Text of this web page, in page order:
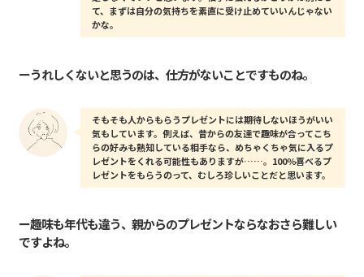
て、まずは自分の気持ちを素直に受け止めていいんじゃない
かな。
ーうれしくないと思うのは、仕方がないことですものね。
そもそも人からもらうプレゼントには期待しないほうがいい
気もしています。例えば、昔からの友達で趣味が合ってこち
らの好みも熟知している相手なら、めちゃくちゃ気に入るプ
レゼントをくれる可能性もありますが……。100％喜べるプ
レゼントをもらうのって、むしろ珍しいことだと思います。
ー趣味も年代も違う、親からのプレゼントならなおさら難しい
ですよね。